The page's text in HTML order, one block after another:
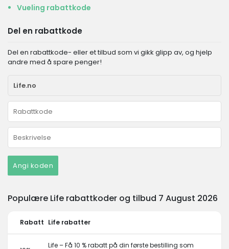
Vueling rabattkode
Del en rabattkode
Del en rabattkode- eller et tilbud som vi gikk glipp av, og hjelp
andre med å spare penger!
Angi koden
Populære Life rabattkoder og tilbud 7 August 2026
Rabatt Life rabatter
Life – Få 10 % rabatt på din første bestilling som